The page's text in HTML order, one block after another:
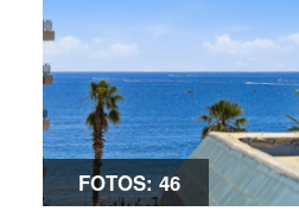
FOTOS: 46